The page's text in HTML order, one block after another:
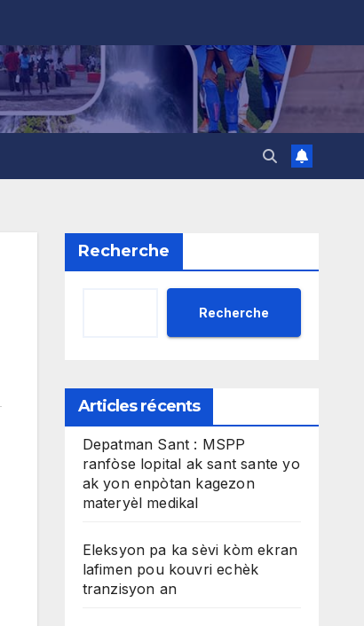
Recherche
Recherche
Articles récents
Depatman Sant : MSPP
ranfòse lopital ak sant sante yo
ak yon enpòtan kagezon
materyèl medikal
Eleksyon pa ka sèvi kòm ekran
lafimen pou kouvri echèk
tranzisyon an